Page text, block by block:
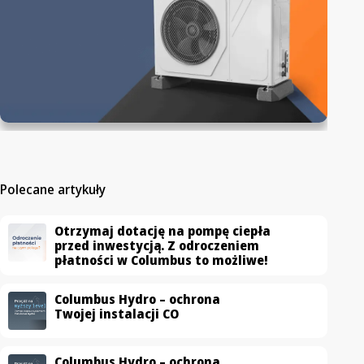
Polecane artykuły
Otrzymaj dotację na pompę ciepła
przed inwestycją. Z odroczeniem
płatności w Columbus to możliwe!
Columbus Hydro – ochrona
Twojej instalacji CO